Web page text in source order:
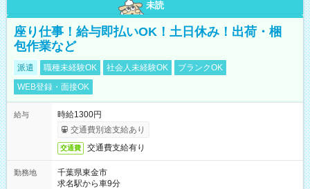
未読
座り仕事！給与即払いOK！土日休み！出荷・梱
包作業など
派遣 職種未経験OK 社会人未経験OK
ブランクOK
WEB登録・面接OK
給与
時給1300円
交通費別途支給あり
交通費 交通費支給有り
勤務地
千葉県東金市
求名駅から車9分